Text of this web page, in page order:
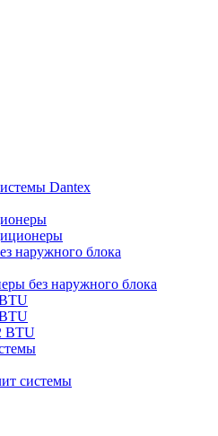
Dantex
наружного блока
без наружного блока
BTU
системы